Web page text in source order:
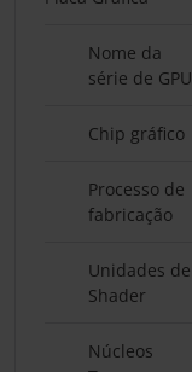
Nome da
série de GPU
Chip gráfico
Processo de
fabricação
Unidades de
Shader
Núcleos